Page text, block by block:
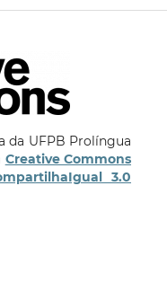
da UFPB Prolíngua
Creative Commons
3.0